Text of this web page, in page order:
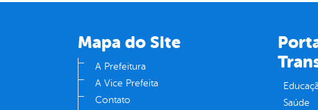
Mapa do Site
A Prefeitura
A Vice Prefeita
Contato
Saúde